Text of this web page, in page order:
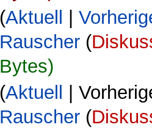
(Aktuell |
Rauscher (
Bytes)
(Aktuell
|
Rauscher (